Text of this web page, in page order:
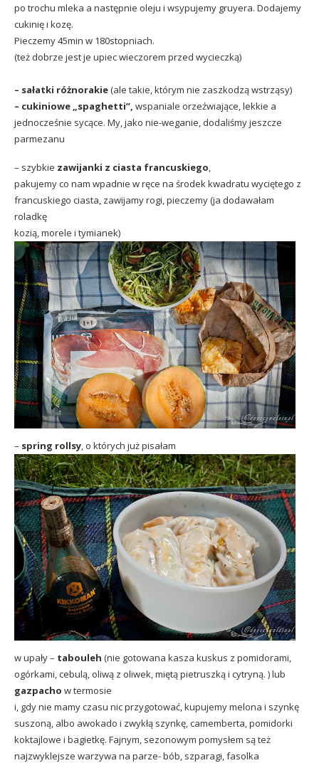
po trochu mleka a następnie oleju i wsypujemy gruyera. Dodajemy
cukinię i kozę.
Pieczemy 45min w 180stopniach.
(też dobrze jest je upiec wieczorem przed wycieczką)
– sałatki różnorakie(ale takie, którym nie zaszkodzą wstrząsy)
– cukiniowe „spaghetti”, wspaniale orzeźwiające, lekkie a
jednocześnie sycące. My, jako nie-weganie, dodaliśmy jeszcze
parmezanu
– szybkie zawijanki z ciasta francuskiego
pakujemy co nam wpadnie w ręce na środek kwadratu wyciętego z
francuskiego ciasta, zawijamy rogi, pieczemy (ja dodawałam
roladkę
kozią, morele i tymianek)
– spring rollsy , o których już pisałam
w upały – tabouleh (nie gotowana kasza kuskus z pomidorami,
ogórkami, cebulą, oliwą z oliwek, miętą pietruszką i cytryną. ) lub
gazpacho w termosie
i, gdy nie mamy czasu nic przygotować, kupujemy melona i szynkę
suszoną, albo awokado i zwykłą szynkę, camemberta, pomidorki
koktajlowe i bagietkę. Fajnym, sezonowym pomysłem są też
najzwyklejsze warzywa na parze- bób, szparagi, fasolka